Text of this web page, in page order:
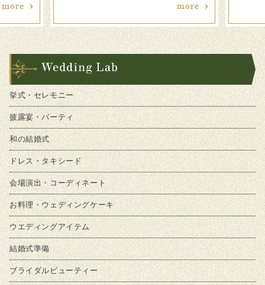
more more
挙式・セレモニー
披露宴・パーティ
和の結婚式
ドレス・タキシード
会場演出・コーディネート
お料理・ウェディングケーキ
ウエディングアイテム
結婚式準備
ブライダルビューティー